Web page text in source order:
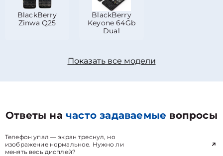
BlackBerry
Zinwa Q25
BlackBerry
Keyone 64Gb
Dual
Показать все модели
Ответы начасто задаваемые вопросы
Телефон упал — экран треснул, но
изображение нормальное. Нужно ли
менять весь дисплей?